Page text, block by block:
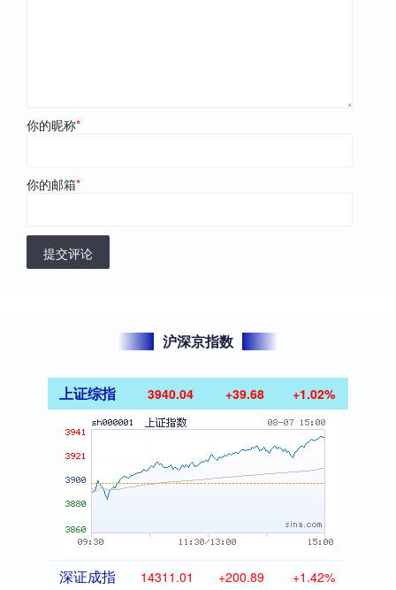
你的昵称*
你的邮箱*
提交评论
沪深京指数
上证综指 3940.04 +39.68 +1.02%
深证成指 14311.01 +200.89 +1.42%